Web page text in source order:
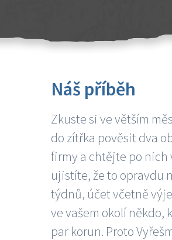
Náš příběh
Zkuste si ve větším
do zítřka pověsit dva
firmy a chtějte po nich
ujistíte, že to opravdu
týdnů, účet včetně
ve vašem okolí někdo,
par korun. Proto